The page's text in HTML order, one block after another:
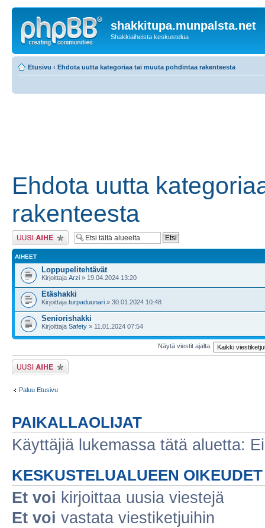
shakkitupa.munpalsta.net
Shakkiaiheista keskustelua
Etusivu ‹ Ehdota uutta kategoriaa tai muuta pohdintaa rakenteesta
Ehdota uutta
rakenteesta
Lähetä uusi viesti
AIHEET
Loppupelitehtävät
Kirjoittaja Arzi » 19.04.2024 13:20
Etäshakki
Kirjoittaja turpaduunari » 30.01.2024 10:48
Seniorishakki
Kirjoittaja Safety » 11.01.2024 07:54
Näytä viestit ajalta:
Lähetä uusi viesti
Paluu Etusivu
PAIKALLAOLIJAT
Käyttäjiä lukemassa tätä aluetta:
KESKUSTELUALUEEN OIKEUDET
Et voi kirjoittaa uusia viestejä
Et voi vastata viestiketjuihin